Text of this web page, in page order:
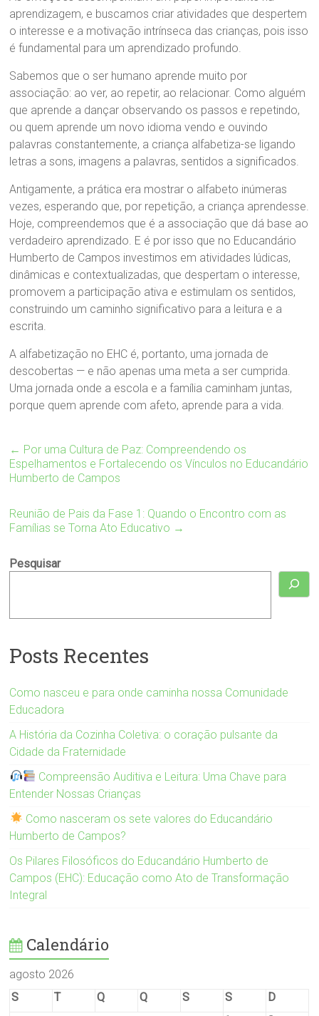
aprendizagem, e buscamos criar atividades que despertem
o interesse e a motivação intrínseca das crianças, pois isso
é fundamental para um aprendizado profundo.
Sabemos que o ser humano aprende muito por
associação: ao ver, ao repetir, ao relacionar. Como alguém
que aprende a dançar observando os passos e repetindo,
ou quem aprende um novo idioma vendo e ouvindo
palavras constantemente, a criança alfabetiza-se ligando
letras a sons, imagens a palavras, sentidos a significados.
Antigamente, a prática era mostrar o alfabeto inúmeras
vezes, esperando que, por repetição, a criança aprendesse.
Hoje, compreendemos que é a associação que dá base ao
verdadeiro aprendizado. E é por isso que no Educandário
Humberto de Campos investimos em atividades lúdicas,
dinâmicas e contextualizadas, que despertam o interesse,
promovem a participação ativa e estimulam os sentidos,
construindo um caminho significativo para a leitura e a
escrita.
A alfabetização no EHC é, portanto, uma jornada de
descobertas — e não apenas uma meta a ser cumprida.
Uma jornada onde a escola e a família caminham juntas,
porque quem aprende com afeto, aprende para a vida.
← Por uma Cultura de Paz: Compreendendo os
Espelhamentos e Fortalecendo os Vínculos no Educandário
Humberto de Campos
Reunião de Pais da Fase 1: Quando o Encontro com as
Famílias se Torna Ato Educativo →
Pesquisar
Posts Recentes
Como nasceu e para onde caminha nossa Comunidade
Educadora
A História da Cozinha Coletiva: o coração pulsante da
Cidade da Fraternidade
Compreensão Auditiva e Leitura: Uma Chave para
Entender Nossas Crianças
Como nasceram os sete valores do Educandário
Humberto de Campos?
Os Pilares Filosóficos do Educandário Humberto de
Campos (EHC): Educação como Ato de Transformação
Integral
Calendário
agosto 2026
S
T Q Q S S
D